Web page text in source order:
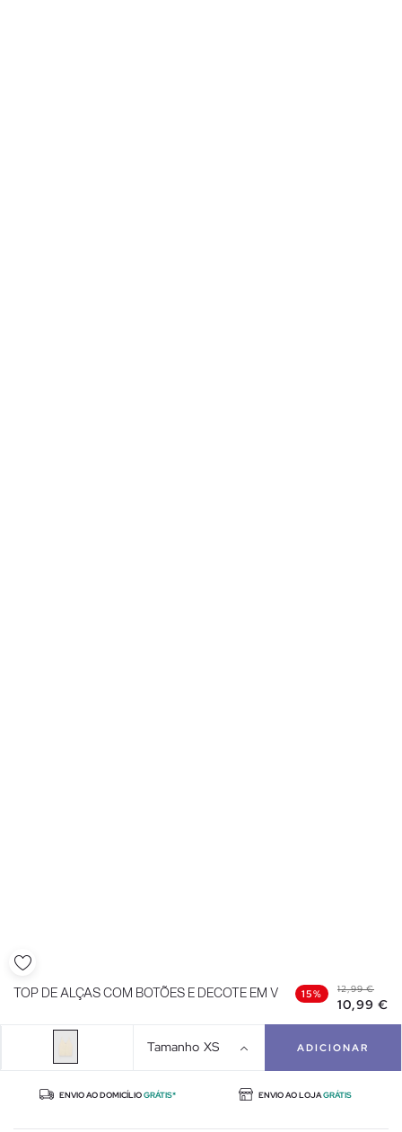
TOP DE ALÇAS COM BOTÕES E DECOTE EM V 15% 12,99 €
10,99 €
Tamanho XS ADICIONAR
ENVIO AO DOMICÍLIOGRÁTIS* ENVIO AO LOJAGRÁTIS